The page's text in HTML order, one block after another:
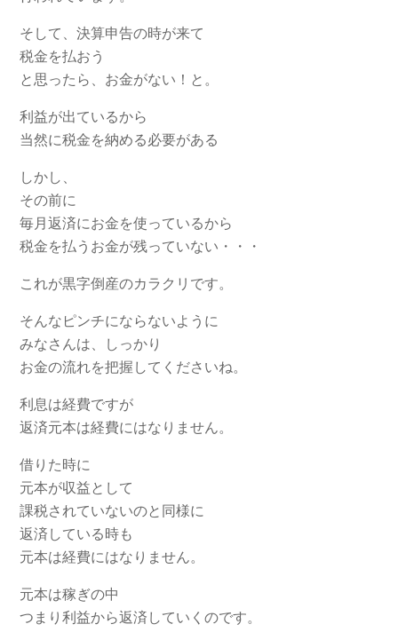
そして、決算申告の時が来て
税金を払おう
と思ったら、お金がない！と。
利益が出ているから
当然に税金を納める必要がある
しかし、
その前に
毎月返済にお金を使っているから
税金を払うお金が残っていない・・・
これが黒字倒産のカラクリです。
そんなピンチにならないように
みなさんは、しっかり
お金の流れを把握してくださいね。
利息は経費ですが
返済元本は経費にはなりません。
借りた時に
元本が収益として
課税されていないのと同様に
返済している時も
元本は経費にはなりません。
元本は稼ぎの中
つまり利益から返済していくのです。